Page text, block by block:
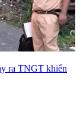
ra TNGT khiến